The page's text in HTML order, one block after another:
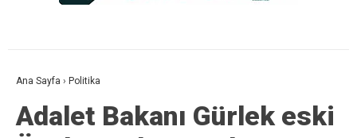
Ana Sayfa › Politika
Adalet Bakanı Gürlek eski